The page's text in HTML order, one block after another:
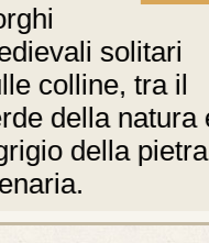
solitari
colline, tra il
della natura e
della pietra